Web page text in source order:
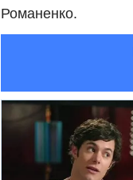
Романенко.